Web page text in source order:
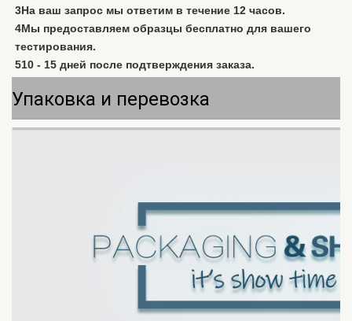
3На ваш запрос мы ответим в течение 12 часов.
4Мы предоставляем образцы бесплатно для вашего
тестирования.
510 - 15 дней после подтверждения заказа.
Упаковка и перевозка